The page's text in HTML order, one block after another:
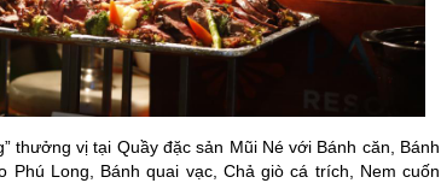
thưởng vị tại Quầy đặc sản Mũi Né với Bánh căn, Bánh
Phú Long, Bánh quai vạc, Chả giò cá trích, Nem cuốn